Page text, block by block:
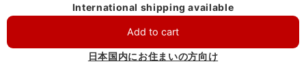
International shipping available
Add to cart
日本国内にお住まいの方向け